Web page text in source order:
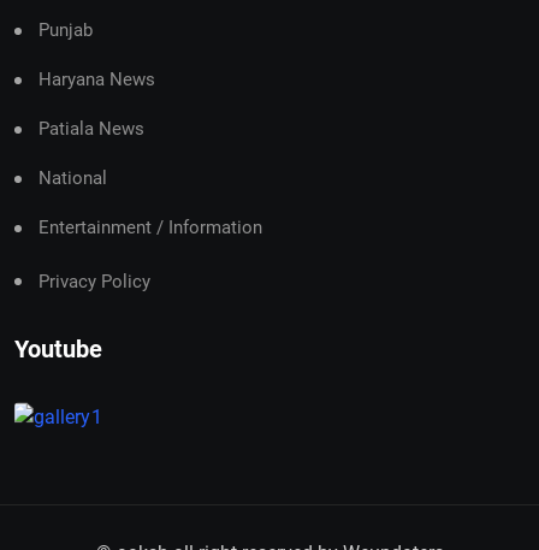
Punjab
Haryana News
Patiala News
National
Entertainment / Information
Privacy Policy
Youtube